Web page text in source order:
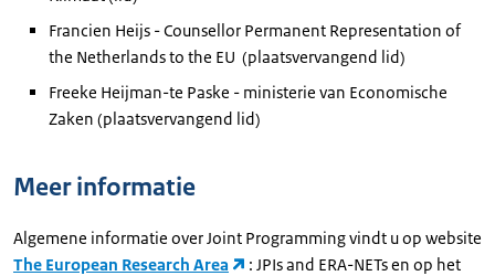
Francien Heijs - Counsellor Permanent Representation of
the Netherlands to the EU (plaatsvervangend lid)
Freeke Heijman-te Paske - ministerie van Economische
Zaken (plaatsvervangend lid)
Meer informatie
Algemene informatie over Joint Programming vindt u op website
The European Research Area
: JPIs and ERA-NETs en op het